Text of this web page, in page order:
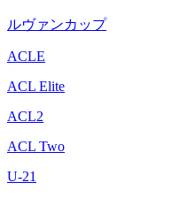
ルヴァンカップ
ACLE
ACL Elite
ACL2
ACL Two
U-21